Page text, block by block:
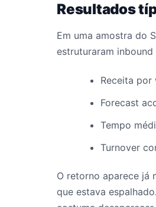
Resultados
Em uma amostra do
estruturaram
Receita por
Forecast
Tempo
Turnover
O retorno aparece já
que estava